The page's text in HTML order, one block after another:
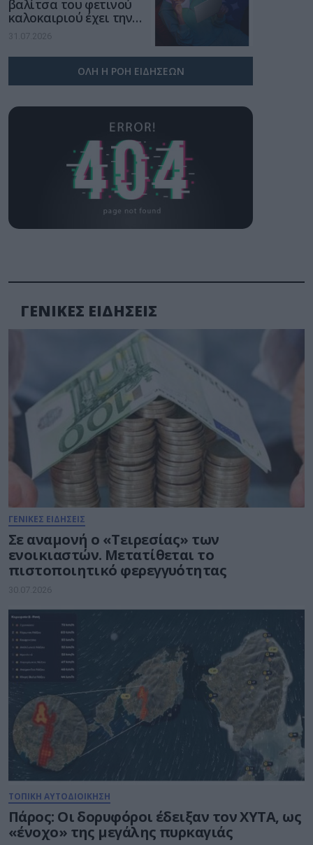
βαλίτσα του φετινού
καλοκαιριού έχει την
υπογραφή της Xiaomi
31.07.2026
ΟΛΗ Η ΡΟΗ ΕΙΔΗΣΕΩΝ
ΓΕΝΙΚΕΣ ΕΙΔΗΣΕΙΣ
ΓΕΝΙΚΕΣ ΕΙΔΗΣΕΙΣ
Σε αναμονή ο «Τειρεσίας» των
ενοικιαστών. Μετατίθεται το
πιστοποιητικό φερεγγυότητας
30.07.2026
ΤΟΠΙΚΗ ΑΥΤΟΔΙΟΙΚΗΣΗ
Πάρος: Οι δορυφόροι έδειξαν τον ΧΥΤΑ, ως
«ένοχο» της μεγάλης πυρκαγιάς